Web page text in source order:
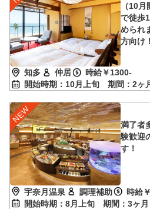
（10
で徒歩
められ
方向け！
知多 仲居
時給￥1300-
開始時期：10月上旬 期間：2ヶ
満了者
験歓迎
す！
宇奈月温泉 調理補助
時給
開始時期：8月上旬 期間：3ヶ月